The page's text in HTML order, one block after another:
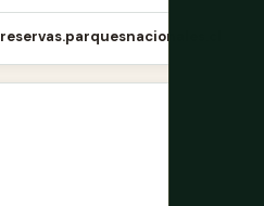
reservas.parquesnacionales.cl